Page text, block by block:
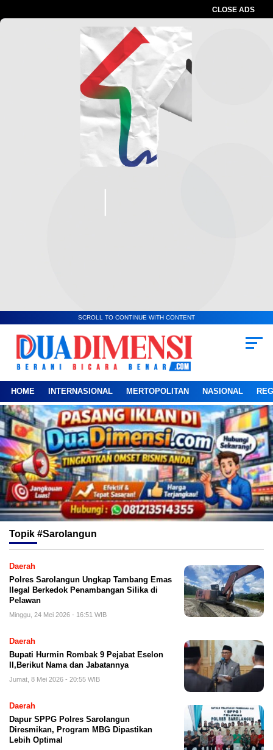
CLOSE ADS
SCROLL TO CONTINUE WITH CONTENT
HOME INTERNASIONAL MERTOPOLITAN NASIONAL
Topik #sarolangun
Daerah
Polres Sarolangun Ungkap Tambang Emas
Ilegal Berkedok Penambangan Silika di
Pelawan
Minggu, 24 Mei 2026 - 16:51 WIB
Daerah
Bupati Hurmin Rombak 9 Pejabat Eselon
II,Berikut Nama dan Jabatannya
Jumat, 8 Mei 2026 - 20:55 WIB
Daerah
Dapur SPPG Polres Sarolangun
Diresmikan, Program MBG Dipastikan
Lebih Optimal